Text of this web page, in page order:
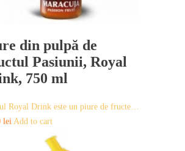
din pulpă de
Pasiunii, Royal
750 ml
Royal Drink este un piure de fructe…
lei Add to cart